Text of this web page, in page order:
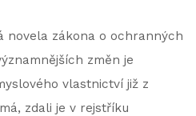
novela zákona o ochranných
změn je
vlastnictví již z
zdali je v rejstříku